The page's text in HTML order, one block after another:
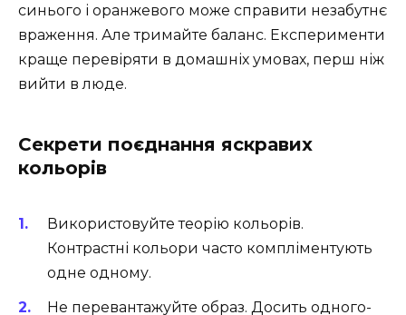
синього і оранжевого може справити незабутнє
враження. Але тримайте баланс. Експерименти
краще перевіряти в домашніх умовах, перш ніж
вийти в люде.
Секрети поєднання яскравих
кольорів
Використовуйте теорію кольорів.
Контрастні кольори часто компліментують
одне одному.
Не перевантажуйте образ. Досить одного-